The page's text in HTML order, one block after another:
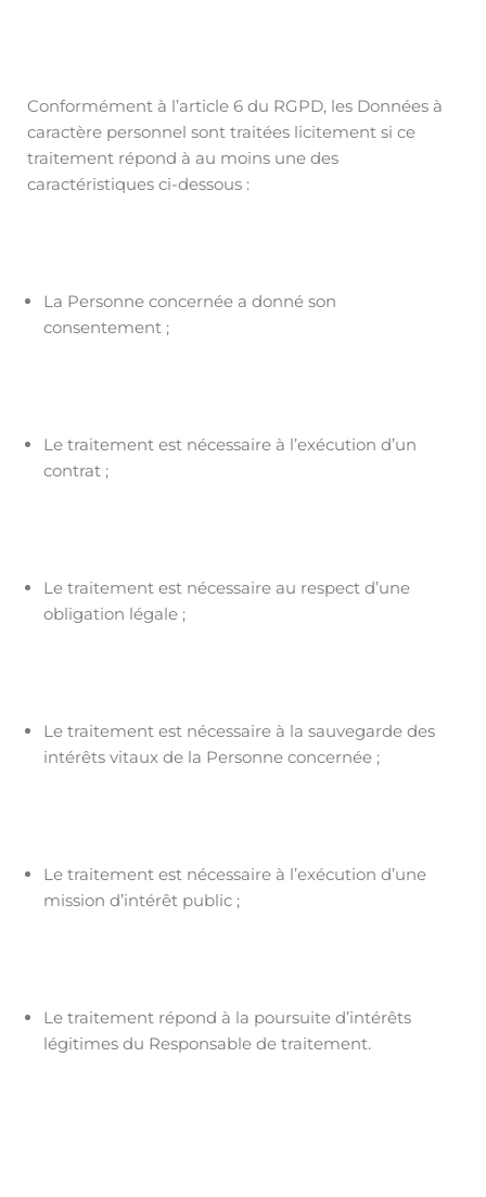
Conformément à l’article 6 du RGPD, les Données à
caractère personnel sont traitées licitement si ce
traitement répond à au moins une des
caractéristiques ci-dessous :
La Personne concernée a donné son
consentement ;
Le traitement est nécessaire à l’exécution d’un
contrat ;
Le traitement est nécessaire au respect d’une
obligation légale ;
Le traitement est nécessaire à la sauvegarde des
intérêts vitaux de la Personne concernée ;
Le traitement est nécessaire à l’exécution d’une
mission d’intérêt public ;
Le traitement répond à la poursuite d’intérêts
légitimes du Responsable de traitement.